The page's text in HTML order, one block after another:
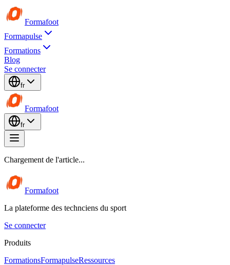
Formafoot
Formapulse
Formations
Blog
Se connecter
fr
Formafoot
fr
Chargement de l'article...
Formafoot
La plateforme des technciens du sport
Se connecter
Produits
FormationsFormapulseRessources